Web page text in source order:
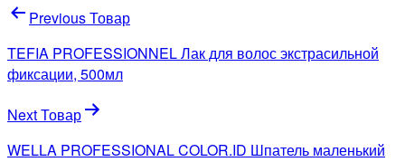
Навигация
по
записям
Previous Товар
TEFIA PROFESSIONNEL Лак для волос экстрасильной
фиксации, 500мл
Next Товар
WELLA PROFESSIONAL COLOR.ID Шпатель маленький